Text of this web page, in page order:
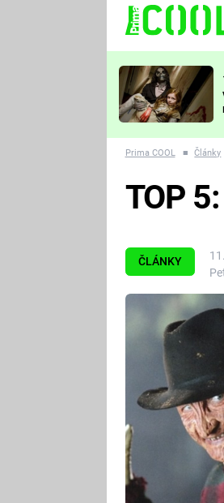
TŘESKU
FUTURAMA
Prima COOL ■ Články
ČLÁNKY
TOP